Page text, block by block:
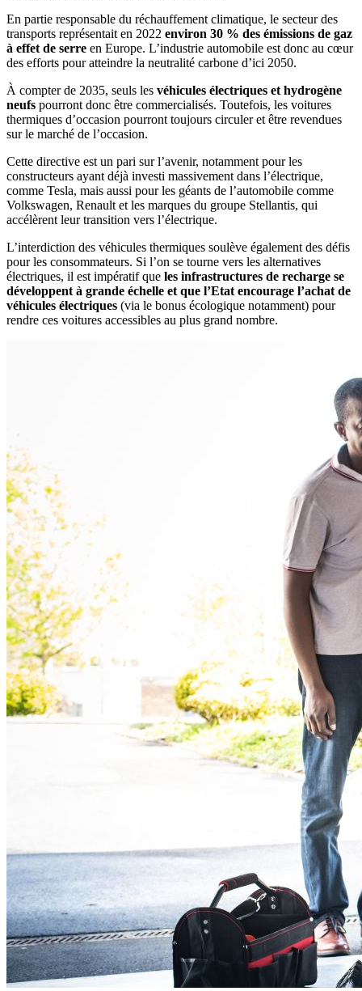
En partie responsable du réchauffement climatique, le secteur des
transports représentait en 2022 environ 30 % des émissions de gaz
à effet de serre en Europe. L’industrie automobile est donc au cœur
des efforts pour atteindre la neutralité carbone d’ici 2050.
À compter de 2035, seuls les véhicules électriques et hydrogène
neufs pourront donc être commercialisés. Toutefois, les voitures
thermiques d’occasion pourront toujours circuler et être revendues
sur le marché de l’occasion.
Cette directive est un pari sur l’avenir, notamment pour les
constructeurs ayant déjà investi massivement dans l’électrique,
comme Tesla, mais aussi pour les géants de l’automobile comme
Volkswagen, Renault et les marques du groupe Stellantis, qui
accélèrent leur transition vers l’électrique.
L’interdiction des véhicules thermiques soulève également des défis
pour les consommateurs. Si l’on se tourne vers les alternatives
électriques, il est impératif que les infrastructures de recharge se
développent à grande échelle et que l’Etat encourage l’achat de
véhicules électriques (via le bonus écologique notamment) pour
rendre ces voitures accessibles au plus grand nombre.